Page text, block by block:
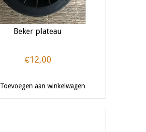
Beker plateau
€12,00
Toevoegen aan winkelwagen